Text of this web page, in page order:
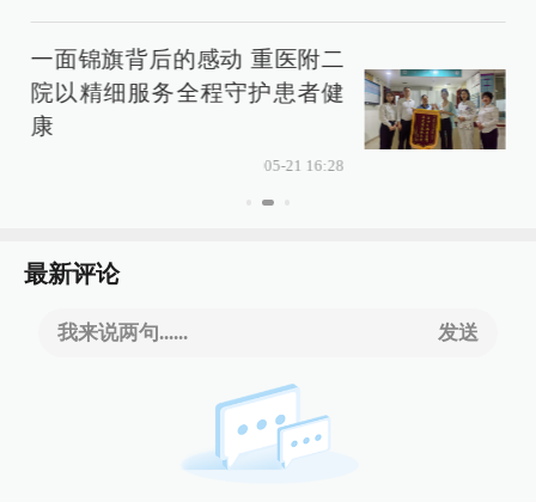
一面锦旗背后的感动 重医附二
院以精细服务全程守护患者健
康
05-21 16:28
最新评论
我来说两句...... 发送